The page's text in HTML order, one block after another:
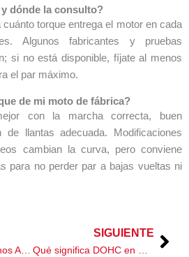
dónde la consulto?
torque entrega el motor en cada
Algunos fabricantes y pruebas
si no está disponible, fíjate al menos
el par máximo.
de mi moto de fábrica?
con la marcha correcta, buen
de llantas adecuada. Modificaciones
cambian la curva, pero conviene
para no perder par a bajas vueltas ni
Diferencia entre frenos ABS y frenos tradicionales
SIGUIENTE
Qué significa DOHC en motocicletas